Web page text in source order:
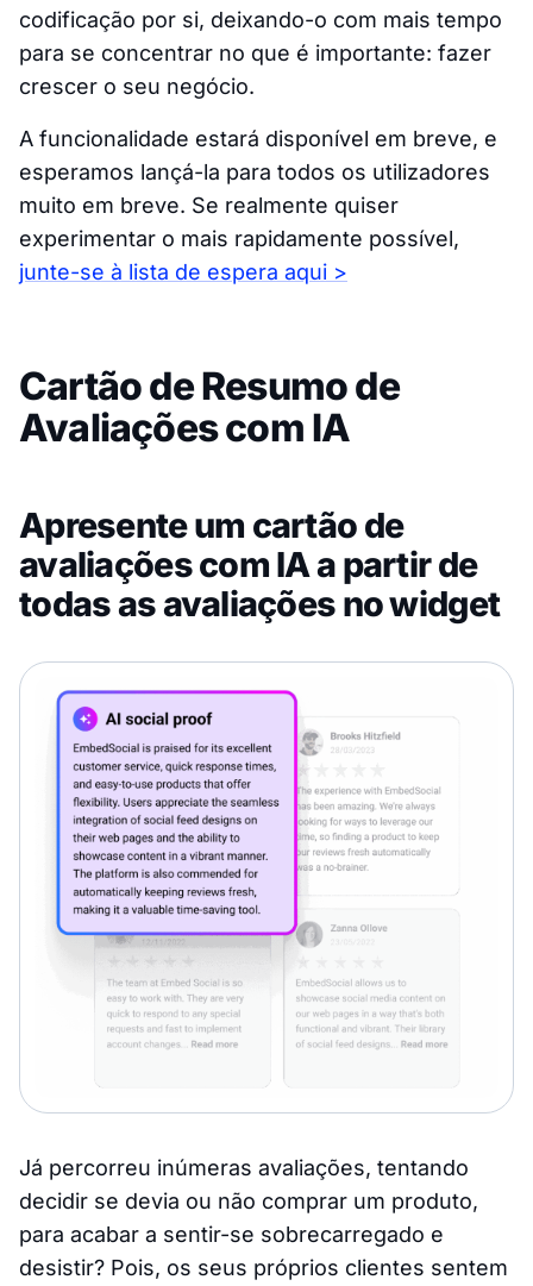
codificação por si, deixando-o com mais tempo
para se concentrar no que é importante: fazer
crescer o seu negócio.
A funcionalidade estará disponível em breve, e
esperamos lançá-la para todos os utilizadores
muito em breve. Se realmente quiser
experimentar o mais rapidamente possível,
junte-se à lista de espera aqui >
Cartão de Resumo de
Avaliações com IA
Apresente um cartão de
avaliações com IA a partir de
todas as avaliações no widget
Já percorreu inúmeras avaliações, tentando
decidir se devia ou não comprar um produto,
para acabar a sentir-se sobrecarregado e
desistir? Pois, os seus próprios clientes sentem